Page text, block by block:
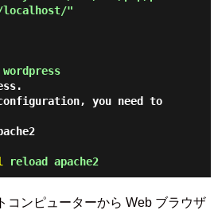
localhost/"
you need to
reload apache2
コンピューターから Web ブラウザ